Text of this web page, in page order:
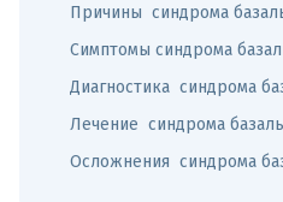
Причины синдрома
Симптомы синдрома
Диагностика синдрома
Лечение синдрома
Осложнения синдрома